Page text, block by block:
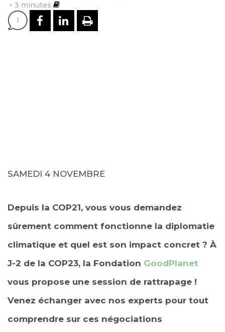
3 minutes
1 PARTAGER SUR FACEBOOK
PARTAGER SUR
IMPRIMER
SAMEDI 4 NOVEMBRE
Depuis la COP21, vous vous demandez
sûrement comment fonctionne la diplomatie
climatique et quel est son impact concret ? À
J-2 de la COP23, la Fondation GoodPlanet
vous propose une session de rattrapage !
Venez échanger avec nos experts pour tout
comprendre sur ces négociations